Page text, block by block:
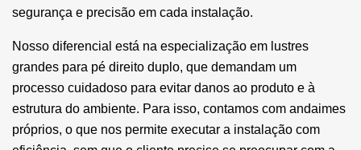
segurança e precisão em cada instalação.
Nosso diferencial está na especialização em lustres
grandes para pé direito duplo, que demandam um
processo cuidadoso para evitar danos ao produto e à
estrutura do ambiente. Para isso, contamos com andaimes
próprios, o que nos permite executar a instalação com